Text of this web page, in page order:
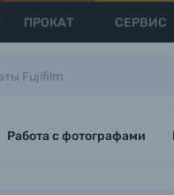
ПРОКАТ СЕРВИС
Работа с фотографами